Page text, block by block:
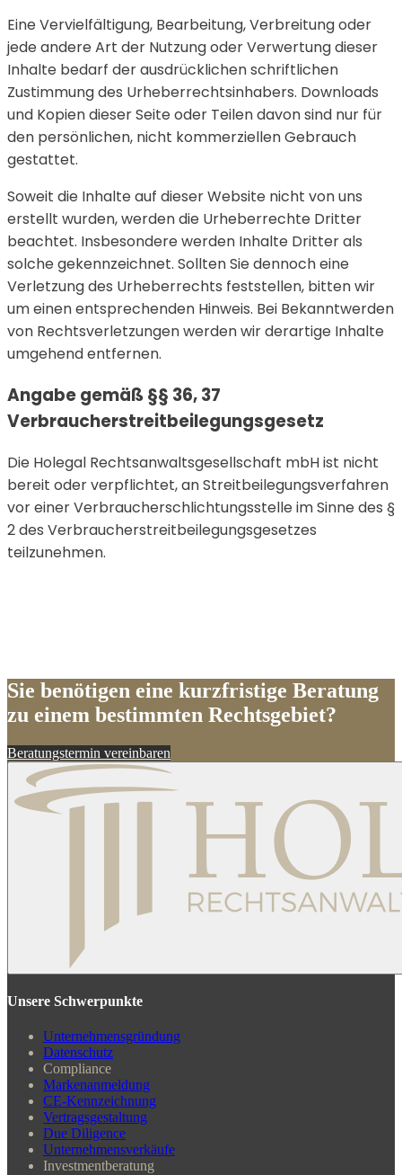
Eine Vervielfältigung, Bearbeitung, Verbreitung oder
jede andere Art der Nutzung oder Verwertung dieser
Inhalte bedarf der ausdrücklichen schriftlichen
Zustimmung des Urheberrechtsinhabers. Downloads
und Kopien dieser Seite oder Teilen davon sind nur für
den persönlichen, nicht kommerziellen Gebrauch
gestattet.
Soweit die Inhalte auf dieser Website nicht von uns
erstellt wurden, werden die Urheberrechte Dritter
beachtet. Insbesondere werden Inhalte Dritter als
solche gekennzeichnet. Sollten Sie dennoch eine
Verletzung des Urheberrechts feststellen, bitten wir
um einen entsprechenden Hinweis. Bei Bekanntwerden
von Rechtsverletzungen werden wir derartige Inhalte
umgehend entfernen.
Angabe gemäß §§ 36, 37
Verbraucherstreitbeilegungsgesetz
Die Holegal Rechtsanwaltsgesellschaft mbH ist nicht
bereit oder verpflichtet, an Streitbeilegungsverfahren
vor einer Verbraucherschlichtungsstelle im Sinne des §
2 des Verbraucherstreitbeilegungsgesetzes
teilzunehmen.
Sie benötigen eine kurzfristige Beratung
zu einem bestimmten Rechtsgebiet?
Beratungstermin vereinbaren
Unsere Schwerpunkte
Unternehmensgründung
Datenschutz
Compliance
Markenanmeldung
CE-Kennzeichnung
Vertragsgestaltung
Due Diligence
Unternehmensverkäufe
Investmentberatung